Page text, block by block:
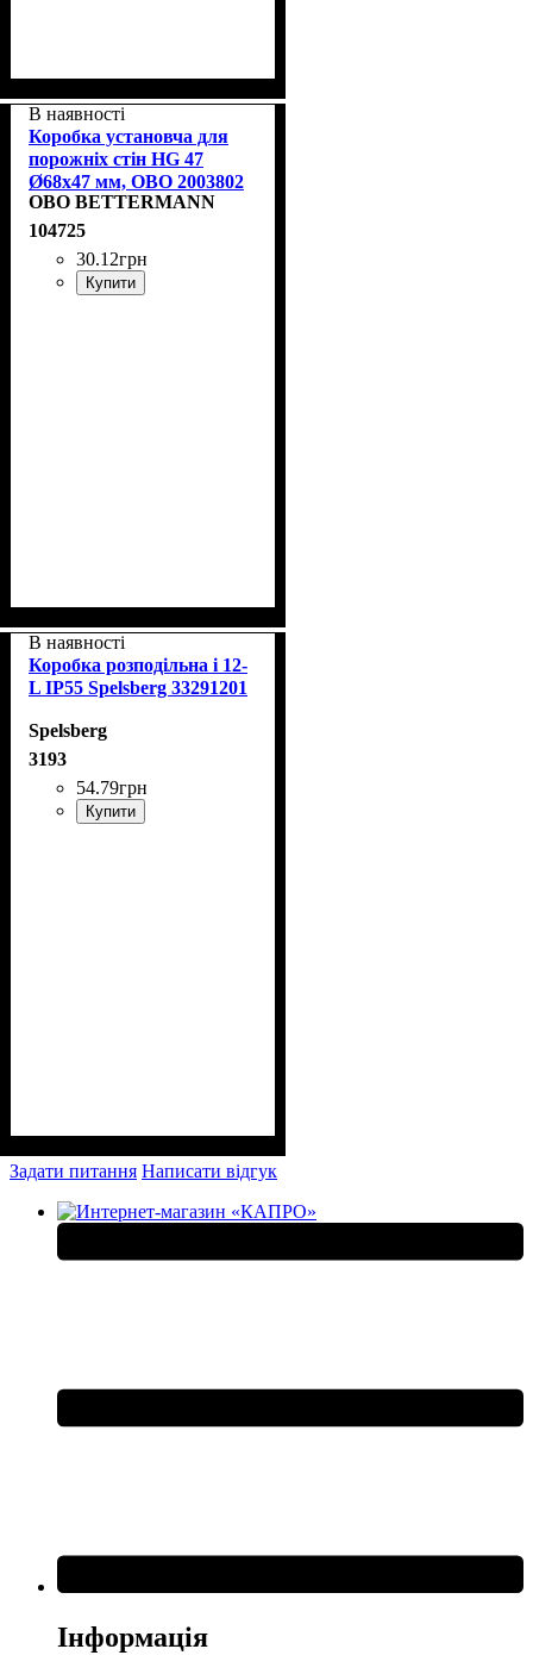
В наявності
Коробка установча для
порожніх стін HG 47
Ø68x47 мм, OBO 2003802
OBO BETTERMANN
104725
30.12грн
Купити
В наявності
Коробка розподільна i 12-
L IP55 Spelsberg 33291201
Spelsberg
3193
54.79грн
Купити
Задати питання Написати відгук
Інформація